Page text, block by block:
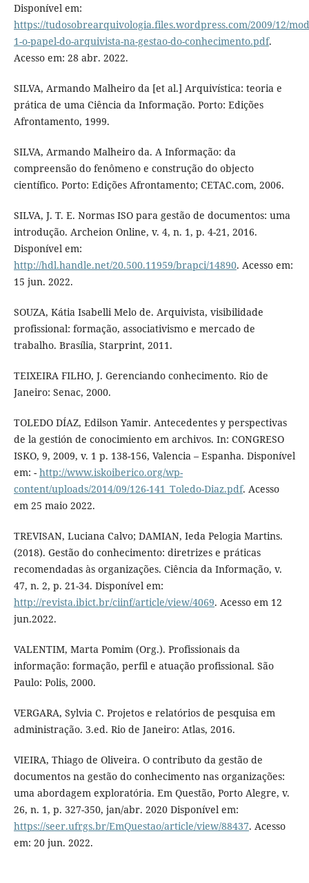
Disponível em:
https://tudosobrearquivologia.files.wordpress.com/2009/12/
1-o-papel-do-arquivista-na-gestao-do-conhecimento.pdf.
Acesso em: 28 abr. 2022.
SILVA, Armando Malheiro da [et al.] Arquivística: teoria e
prática de uma Ciência da Informação. Porto: Edições
Afrontamento, 1999.
SILVA, Armando Malheiro da. A Informação: da
compreensão do fenômeno e construção do objecto
científico. Porto: Edições Afrontamento; CETAC.com, 2006.
SILVA, J. T. E. Normas ISO para gestão de documentos: uma
introdução. Archeion Online, v. 4, n. 1, p. 4-21, 2016.
Disponível em:
http://hdl.handle.net/20.500.11959/brapci/14890. Acesso em:
15 jun. 2022.
SOUZA, Kátia Isabelli Melo de. Arquivista, visibilidade
profissional: formação, associativismo e mercado de
trabalho. Brasília, Starprint, 2011.
TEIXEIRA FILHO, J. Gerenciando conhecimento. Rio de
Janeiro: Senac, 2000.
TOLEDO DÍAZ, Edilson Yamir. Antecedentes y perspectivas
de la gestión de conocimiento em archivos. In: CONGRESO
ISKO, 9, 2009, v. 1 p. 138-156, Valencia – Espanha. Disponível
em: - http://www.iskoiberico.org/wp-
content/uploads/2014/09/126-141_Toledo-Diaz.pdf. Acesso
em 25 maio 2022.
TREVISAN, Luciana Calvo; DAMIAN, Ieda Pelogia Martins.
(2018). Gestão do conhecimento: diretrizes e práticas
recomendadas às organizações. Ciência da Informação, v.
47, n. 2, p. 21-34. Disponível em:
http://revista.ibict.br/ciinf/article/view/4069. Acesso em 12
jun.2022.
VALENTIM, Marta Pomim (Org.). Profissionais da
informação: formação, perfil e atuação profissional. São
Paulo: Polis, 2000.
VERGARA, Sylvia C. Projetos e relatórios de pesquisa em
administração. 3.ed. Rio de Janeiro: Atlas, 2016.
VIEIRA, Thiago de Oliveira. O contributo da gestão de
documentos na gestão do conhecimento nas organizações:
uma abordagem exploratória. Em Questão, Porto Alegre, v.
26, n. 1, p. 327-350, jan/abr. 2020 Disponível em:
https://seer.ufrgs.br/EmQuestao/article/view/88437. Acesso
em: 20 jun. 2022.